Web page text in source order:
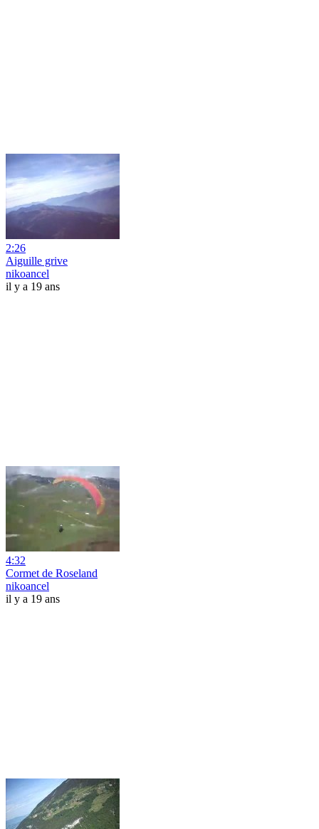
2:26
Aiguille grive
nikoancel
il y a 19 ans
4:32
Cormet de Roseland
nikoancel
il y a 19 ans